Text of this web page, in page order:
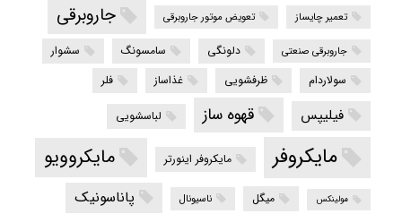
تعمیر چایساز تعویض موتور جاروبرقی جاروبرقی
جاروبرقی صنعتی دلونگی سامسونگ
سشوار
سولاردام
ظرفشویی غذاساز فلر
فیلیپس قهوه ساز لباسشویی
مایکروفر مایکروفر اینورتر مایکروویو
مولینکس میگل ناسیونال پاناسونیک